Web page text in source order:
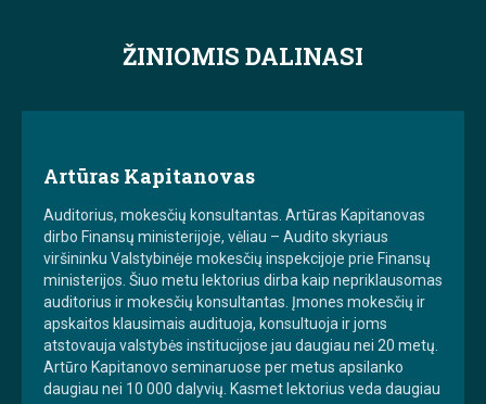
ŽINIOMIS DALINASI
Artūras Kapitanovas
Auditorius, mokesčių konsultantas. Artūras Kapitanovas
dirbo Finansų ministerijoje, vėliau – Audito skyriaus
viršininku Valstybinėje mokesčių inspekcijoje prie Finansų
ministerijos. Šiuo metu lektorius dirba kaip nepriklausomas
auditorius ir mokesčių konsultantas. Įmones mokesčių ir
apskaitos klausimais audituoja, konsultuoja ir joms
atstovauja valstybės institucijose jau daugiau nei 20 metų.
Artūro Kapitanovo seminaruose per metus apsilanko
daugiau nei 10 000 dalyvių. Kasmet lektorius veda daugiau